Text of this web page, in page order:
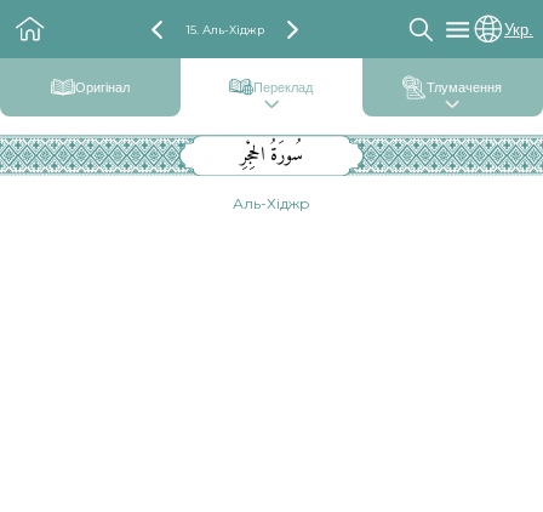
15. Аль-Хіджр Укр.
Оригінал Переклад Тлумачення
سُورَةُ الحِجْرِ
Аль-Хіджр